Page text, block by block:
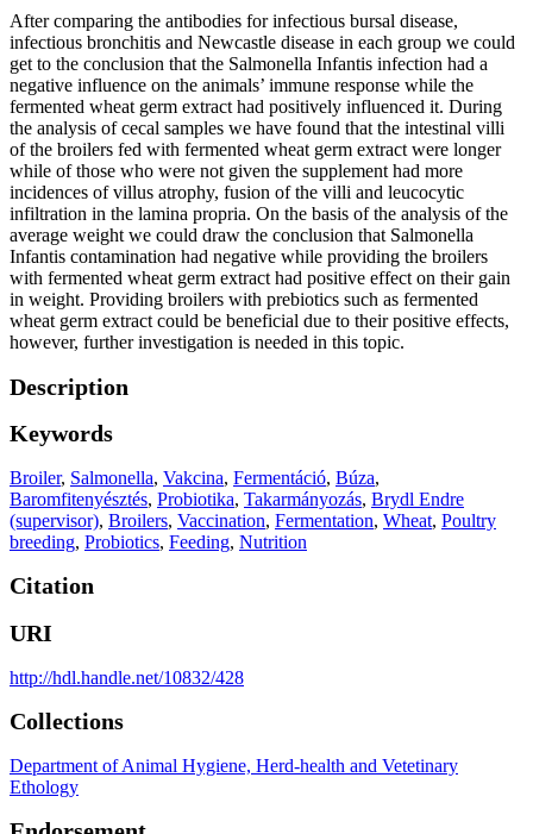
After comparing the antibodies for infectious bursal disease,
infectious bronchitis and Newcastle disease in each group we could
get to the conclusion that the Salmonella Infantis infection had a
negative influence on the animals’ immune response while the
fermented wheat germ extract had positively influenced it. During
the analysis of cecal samples we have found that the intestinal villi
of the broilers fed with fermented wheat germ extract were longer
while of those who were not given the supplement had more
incidences of villus atrophy, fusion of the villi and leucocytic
infiltration in the lamina propria. On the basis of the analysis of the
average weight we could draw the conclusion that Salmonella
Infantis contamination had negative while providing the broilers
with fermented wheat germ extract had positive effect on their gain
in weight. Providing broilers with prebiotics such as fermented
wheat germ extract could be beneficial due to their positive effects,
however, further investigation is needed in this topic.
Description
Keywords
Broiler, Salmonella, Vakcina, Fermentáció, Búza,
Baromfitenyésztés, Probiotika, Takarmányozás, Brydl Endre
(supervisor), Broilers, Vaccination, Fermentation, Wheat, Poultry
breeding, Probiotics, Feeding, Nutrition
Citation
URI
http://hdl.handle.net/10832/428
Collections
Department of Animal Hygiene, Herd-health and Vetetinary
Ethology